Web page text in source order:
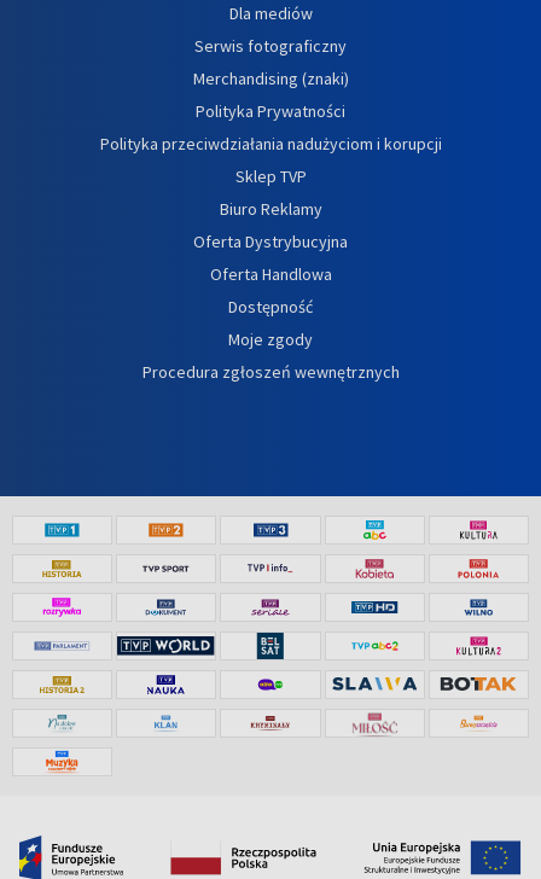
Dla mediów
Serwis fotograficzny
Merchandising (znaki)
Polityka Prywatności
Polityka przeciwdziałania nadużyciom i korupcji
Sklep TVP
Biuro Reklamy
Oferta Dystrybucyjna
Oferta Handlowa
Dostępność
Moje zgody
Procedura zgłoszeń wewnętrznych